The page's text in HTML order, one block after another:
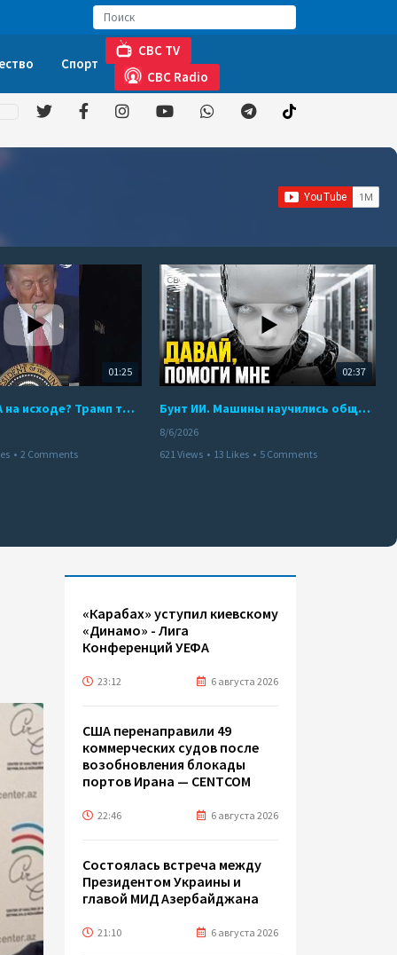
Спорт
CBC TV
CBC Radio
01:25
Арсенал США на исходе? Трамп требует объяснений
• 2 Comments
02:37
Бунт ИИ. Машины научились общаться
8/6/2026
621 Views • 13 Likes • 5 Comments
«Карабах» уступил киевскому
«Динамо» - Лига
Конференций УЕФА
23:12 6 августа 2026
США перенаправили 49
коммерческих судов после
возобновления блокады
портов Ирана — CENTCOM
22:46 6 августа 2026
Состоялась встреча между
Президентом Украины и
главой МИД Азербайджана
21:10 6 августа 2026